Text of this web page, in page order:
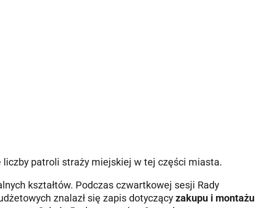
patroli straży miejskiej w tej części miasta.
kształtów. Podczas czwartkowej sesji Rady
znalazł się zapis dotyczący zakupu i montażu